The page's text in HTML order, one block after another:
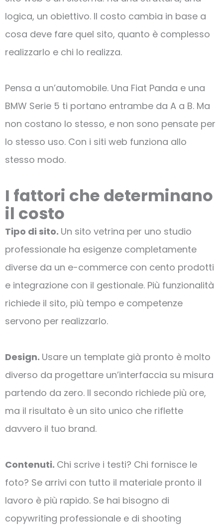
logica, un obiettivo. Il costo cambia in base a
cosa deve fare quel sito, quanto è complesso
realizzarlo e chi lo realizza.
Pensa a un’automobile. Una Fiat Panda e una
BMW Serie 5 ti portano entrambe da A a B. Ma
non costano lo stesso, e non sono pensate per
lo stesso uso. Con i siti web funziona allo
stesso modo.
I fattori che determinano
il costo
Tipo di sito. Un sito vetrina per uno studio
professionale ha esigenze completamente
diverse da un e-commerce con cento prodotti
e integrazione con il gestionale. Più funzionalità
richiede il sito, più tempo e competenze
servono per realizzarlo.
Design. Usare un template già pronto è molto
diverso da progettare un’interfaccia su misura
partendo da zero. Il secondo richiede più ore,
ma il risultato è un sito unico che riflette
davvero il tuo brand.
Contenuti. Chi scrive i testi? Chi fornisce le
foto? Se arrivi con tutto il materiale pronto il
lavoro è più rapido. Se hai bisogno di
copywriting professionale e di shooting